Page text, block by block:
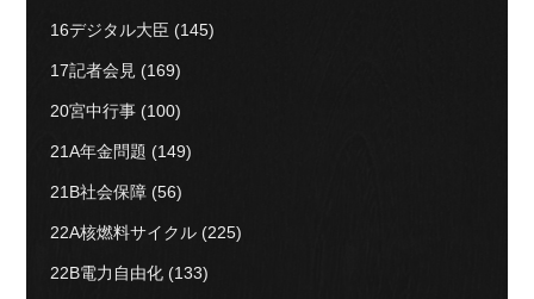
16デジタル大臣 (145)
17記者会見 (169)
20宮中行事 (100)
21A年金問題 (149)
21B社会保障 (56)
22A核燃料サイクル (225)
22B電力自由化 (133)